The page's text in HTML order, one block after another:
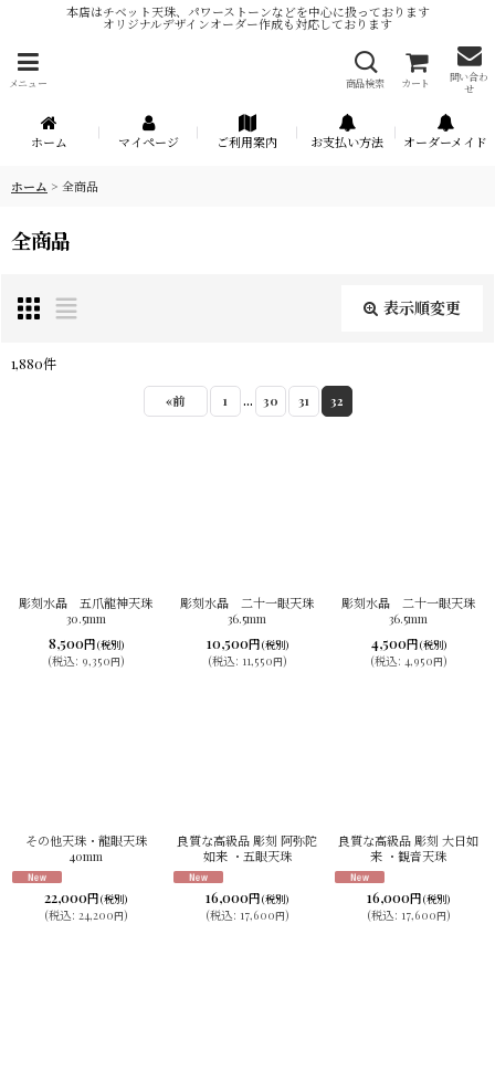
本店はチベット天珠、パワーストーンなどを中心に扱っております
オリジナルデザインオーダー作成も対応しております
メニュー 商品検索 カート
問い合わ
せ
ホーム マイページ ご利用案内 お支払い方法 オーダーメイド
ホーム > 全商品
全商品
表示順変更
1,880件
«前 1 ... 30 31 32
彫刻水晶 五爪龍神天珠
30.5mm
8,500円(税別)
(税込: 9,350円)
彫刻水晶 二十一眼天珠
36.5mm
10,500円(税別)
(税込: 11,550円)
彫刻水晶 二十一眼天珠
36.5mm
4,500円(税別)
(税込: 4,950円)
その他天珠・龍眼天珠
40mm
22,000円 (税別)
(税込: 24,200円)
良質な高級品 彫刻 阿弥陀
如来 ・五眼天珠
16,000円 (税別)
(税込: 17,600円)
良質な高級品 彫刻 大日如
来 ・観音天珠
16,000円 (税別)
(税込: 17,600円)